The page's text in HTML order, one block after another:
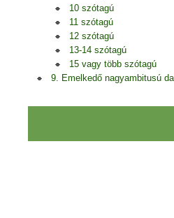
10 szótagú
11 szótagú
12 szótagú
13-14 szótagú
15 vagy több szótagú
9. Emelkedő nagyambitusú